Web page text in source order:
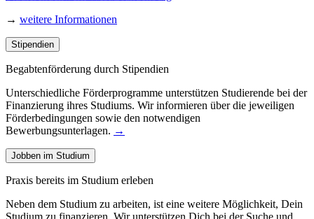
→ weitere Informationen
Stipendien
Begabtenförderung durch Stipendien
Unterschiedliche Förderprogramme unterstützen Studierende bei der
Finanzierung ihres Studiums. Wir informieren über die jeweiligen
Förderbedingungen sowie den notwendigen
Bewerbungsunterlagen. →
Jobben im Studium
Praxis bereits im Studium erleben
Neben dem Studium zu arbeiten, ist eine weitere Möglichkeit, Dein
Studium zu finanzieren. Wir unterstützen Dich bei der Suche und